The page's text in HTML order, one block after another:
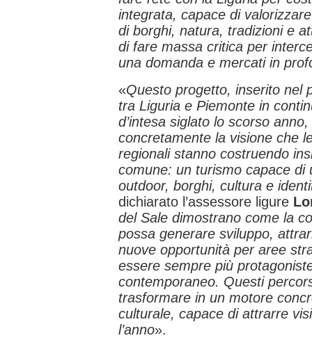
integrata, capace di
di borghi, natura, tradizioni e
di fare massa critica per
una domanda e mercati in
«Questo progetto, inserito nel
tra Liguria e Piemonte in
d’intesa siglato lo scorso
concretamente la visione che
regionali stanno costruendo
comune: un turismo capace
outdoor, borghi, cultura e
dichiarato l’assessore ligure
del Sale dimostrano come la
possa generare sviluppo,
nuove opportunità per aree
essere sempre più
contemporaneo. Questi
trasformare in un motore
culturale, capace di attrarre
l’anno».